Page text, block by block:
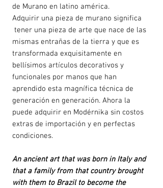
de Murano en latino américa.
Adquirir una pieza de murano significa
tener una pieza de arte que nace de las
mismas entrañas de la tierra y que es
transformada exquisitamente en
bellísimos artículos decorativos y
funcionales por manos que han
aprendido esta magnífica técnica de
generación en generación. Ahora la
puede adquirir en Modérnika sin costos
extras de importación y en perfectas
condiciones.
An ancient art that was born in Italy and
that a family from that country brought
with them to Brazil to become the